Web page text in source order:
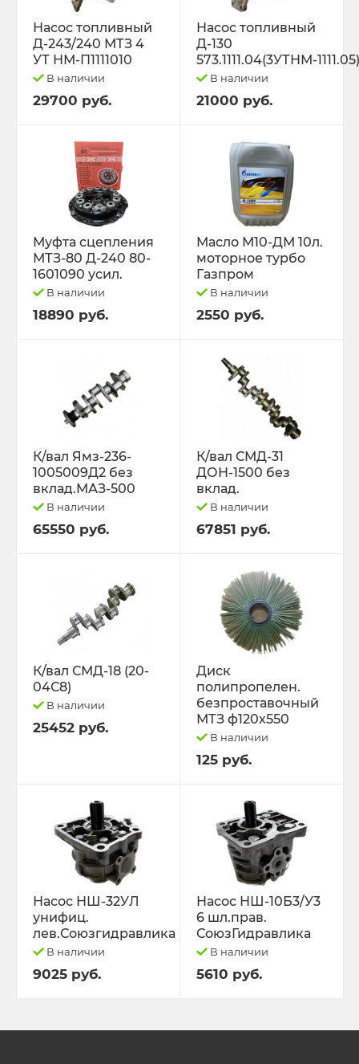
Насос топливный
Д-243/240 МТЗ 4
УТ НМ-П1111010
В наличии
29700 руб.
Насос топливный
Д-130
573.1111.04(3УТНМ-1111.05)
В наличии
21000 руб.
Муфта сцепления
МТЗ-80 Д-240 80-
1601090 усил.
В наличии
18890 руб.
Масло М10-ДМ 10л.
моторное турбо
Газпром
В наличии
2550 руб.
К/вал Ямз-236-
1005009Д2 без
вклад.МАЗ-500
В наличии
65550 руб.
К/вал СМД-31
ДОН-1500 без
вклад.
В наличии
67851 руб.
К/вал СМД-18 (20-
04С8)
В наличии
25452 руб.
Диск
полипропелен.
безпроставочный
МТЗ ф120х550
В наличии
125 руб.
Насос НШ-32УЛ
унифиц.
лев.Союзгидравлика
В наличии
9025 руб.
Насос НШ-10Б3/У3
6 шл.прав.
СоюзГидравлика
В наличии
5610 руб.